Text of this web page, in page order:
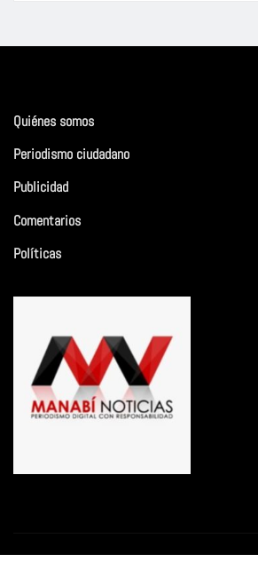
Quiénes somos
Periodismo ciudadano
Publicidad
Comentarios
Políticas